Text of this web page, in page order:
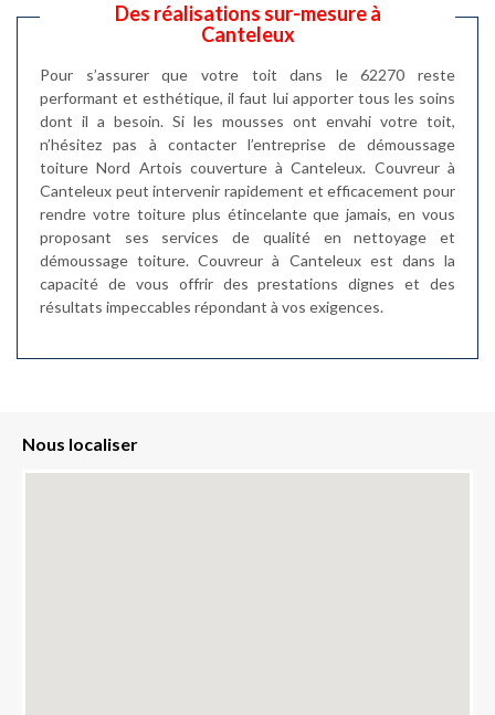
Des réalisations sur-mesure à
Canteleux
Pour s’assurer que votre toit dans le 62270 reste
performant et esthétique, il faut lui apporter tous les soins
dont il a besoin. Si les mousses ont envahi votre toit,
n’hésitez pas à contacter l’entreprise de démoussage
toiture Nord Artois couverture à Canteleux. Couvreur à
Canteleux peut intervenir rapidement et efficacement pour
rendre votre toiture plus étincelante que jamais, en vous
proposant ses services de qualité en nettoyage et
démoussage toiture. Couvreur à Canteleux est dans la
capacité de vous offrir des prestations dignes et des
résultats impeccables répondant à vos exigences.
Nous localiser